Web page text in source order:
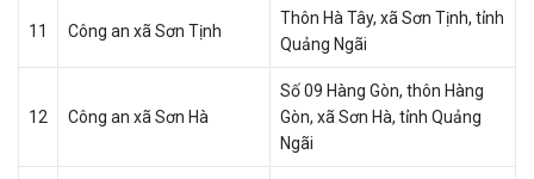
11 Công an xã Sơn Tịnh
Thôn Hà Tây, xã Sơn Tịnh, tỉnh
Quảng Ngãi
12 Công an xã Sơn Hà
Số 09 Hàng Gòn, thôn Hàng
Gòn, xã Sơn Hà, tỉnh Quảng
Ngãi